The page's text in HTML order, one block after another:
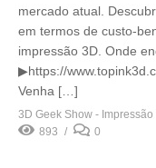
mercado atual.
em termos de custo-
impressão 3D. Onde
▶https://
Venha […]
3D Geek Show - Impressão
893
0